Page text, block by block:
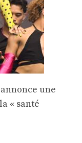
une
« santé